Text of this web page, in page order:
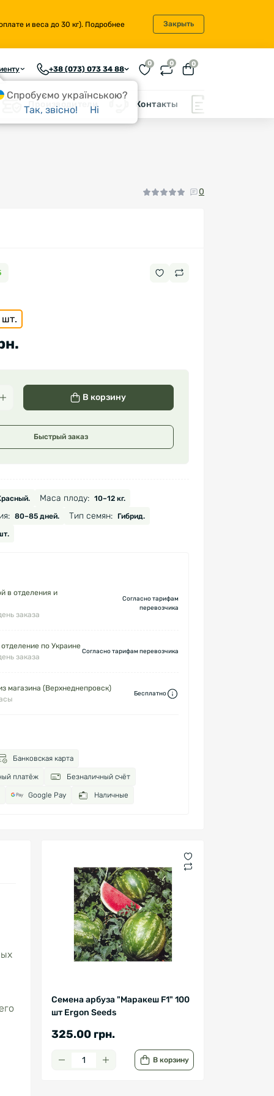
и веса до 30 кг). Подробнее Закрыть
+38 (073) 073 34 88
0 0 0
Производители Контакты
0
шт.
В корзину
Быстрый заказ
Маса плоду: 10–12 кг.
80–85 дней. Тип семян: Гибрид.
в отделения и
заказа
Согласно тарифам
перевозчика
по Украине
заказа
Согласно тарифам перевозчика
магазина (Верхнеднепровск)
Бесплатно
Банковская карта
платёж Безналичный счёт
Google Pay Наличные
Семена арбуза "Маракеш F1" 100
шт Ergon Seeds
325.00 грн.
В корзину
Спробуємо українською?
Так, звісно!
Ні